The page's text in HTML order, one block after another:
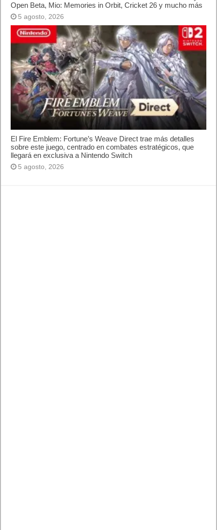
Open Beta, Mio: Memories in Orbit, Cricket 26 y mucho más
5 agosto, 2026
El Fire Emblem: Fortune’s Weave Direct trae más detalles
sobre este juego, centrado en combates estratégicos, que
llegará en exclusiva a Nintendo Switch
5 agosto, 2026